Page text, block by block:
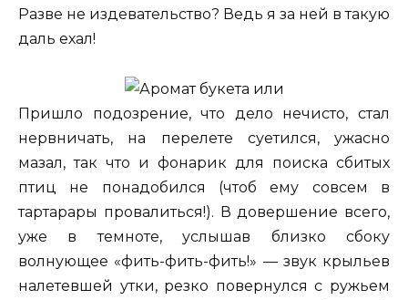
Разве не издевательство? Ведь я за ней в такую
даль ехал!
Пришло подозрение, что дело нечисто, стал
нервничать, на перелете суетился, ужасно
мазал, так что и фонарик для поиска сбитых
птиц не понадобился (чтоб ему совсем в
тартарары провалиться!). В довершение всего,
уже в темноте, услышав близко сбоку
волнующее «фить-фить-фить!» — звук крыльев
налетевшей утки, резко повернулся с ружьем